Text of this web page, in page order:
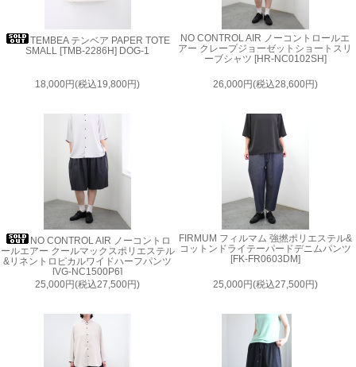
TEMBEA テンベア PAPER TOTE
SMALL [TMB-2286H] DOG-1
18,000円(税込19,800円)
NO CONTROL AIR ノーコントロールエ
アー クレープジョーゼットショートスリ
ーブシャツ [HR-NC0102SH]
26,000円(税込28,600円)
NO CONTROL AIR ノーコントロ
ールエアー クールマックスポリエステル
&リネントロピカルワイドハーフパンツ
[VG-NC1500P6]
25,000円(税込27,500円)
FIRMUM フィルマム 強撚ポリエステル&
コットンドライテーパードデニムパンツ
[FK-FR0603DM]
25,000円(税込27,500円)